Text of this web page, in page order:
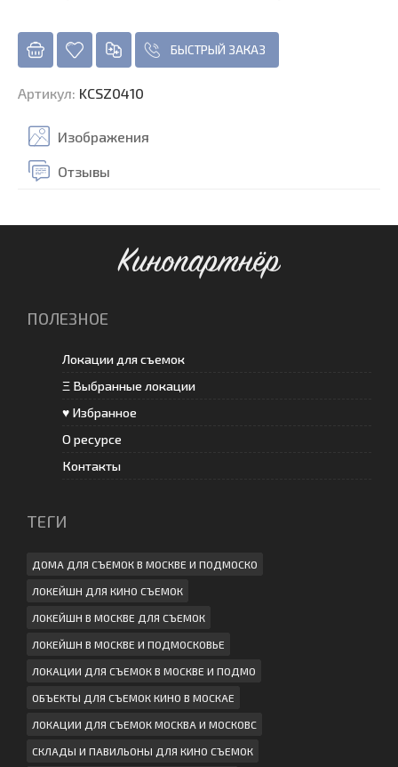
БЫСТРЫЙ ЗАКАЗ
Артикул: KCSZ0410
Изображения
Отзывы
Кинопартнёр
ПОЛЕЗНОЕ
Локации для съемок
Ξ Выбранные локации
♥ Избранное
О ресурсе
Контакты
ТЕГИ
ДОМА ДЛЯ СЪЕМОК В МОСКВЕ И ПОДМОСКО
ЛОКЕЙШН ДЛЯ КИНО СЪЕМОК
ЛОКЕЙШН В МОСКВЕ ДЛЯ СЪЕМОК
ЛОКЕЙШН В МОСКВЕ И ПОДМОСКОВЬЕ
ЛОКАЦИИ ДЛЯ СЪЕМОК В МОСКВЕ И ПОДМО
ОБЪЕКТЫ ДЛЯ СЪЕМОК КИНО В МОСКАЕ
ЛОКАЦИИ ДЛЯ СЪЕМОК МОСКВА И МОСКОВС
СКЛАДЫ И ПАВИЛЬОНЫ ДЛЯ КИНО СЪЕМОК